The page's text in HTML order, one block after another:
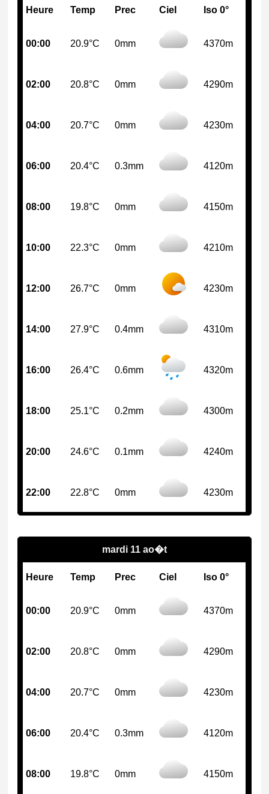
Heure Temp Prec Ciel Iso 0°
00:00 20.9°C 0mm 4370m
02:00 20.8°C 0mm 4290m
04:00 20.7°C 0mm 4230m
06:00 20.4°C 0.3mm 4120m
08:00 19.8°C 0mm 4150m
10:00 22.3°C 0mm 4210m
12:00 26.7°C 0mm 4230m
14:00 27.9°C 0.4mm 4310m
16:00 26.4°C 0.6mm 4320m
18:00 25.1°C 0.2mm 4300m
20:00 24.6°C 0.1mm 4240m
22:00 22.8°C 0mm 4230m
mardi 11 ao�t
Heure Temp Prec Ciel Iso 0°
00:00 20.9°C 0mm 4370m
02:00 20.8°C 0mm 4290m
04:00 20.7°C 0mm 4230m
06:00 20.4°C 0.3mm 4120m
08:00 19.8°C 0mm 4150m